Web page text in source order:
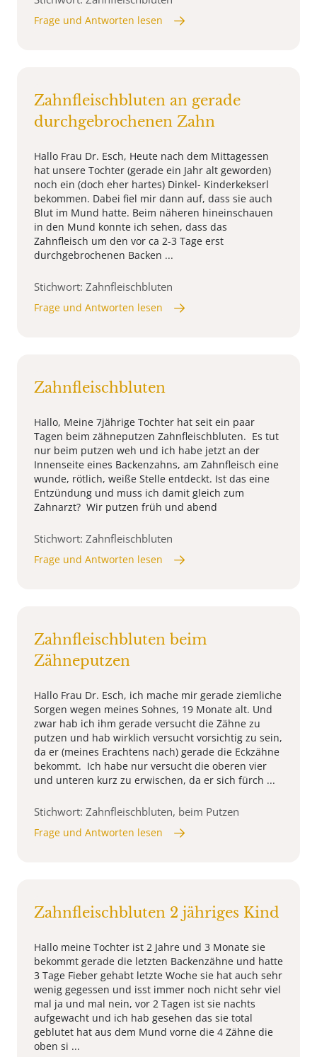
Frage und Antworten lesen
Zahnfleischbluten an gerade
durchgebrochenen Zahn
Hallo Frau Dr. Esch, Heute nach dem Mittagessen
hat unsere Tochter (gerade ein Jahr alt geworden)
noch ein (doch eher hartes) Dinkel- Kinderkekserl
bekommen. Dabei fiel mir dann auf, dass sie auch
Blut im Mund hatte. Beim näheren hineinschauen
in den Mund konnte ich sehen, dass das
Zahnfleisch um den vor ca 2-3 Tage erst
durchgebrochenen Backen ...
Stichwort: Zahnfleischbluten
Frage und Antworten lesen
Zahnfleischbluten
Hallo, Meine 7jährige Tochter hat seit ein paar
Tagen beim zähneputzen Zahnfleischbluten. Es tut
nur beim putzen weh und ich habe jetzt an der
Innenseite eines Backenzahns, am Zahnfleisch eine
wunde, rötlich, weiße Stelle entdeckt. Ist das eine
Entzündung und muss ich damit gleich zum
Zahnarzt? Wir putzen früh und abend
Stichwort: Zahnfleischbluten
Frage und Antworten lesen
Zahnfleischbluten beim
Zähneputzen
Hallo Frau Dr. Esch, ich mache mir gerade ziemliche
Sorgen wegen meines Sohnes, 19 Monate alt. Und
zwar hab ich ihm gerade versucht die Zähne zu
putzen und hab wirklich versucht vorsichtig zu sein,
da er (meines Erachtens nach) gerade die Eckzähne
bekommt. Ich habe nur versucht die oberen vier
und unteren kurz zu erwischen, da er sich fürch ...
Stichwort: Zahnfleischbluten, beim Putzen
Frage und Antworten lesen
Zahnfleischbluten 2 jähriges Kind
Hallo meine Tochter ist 2 Jahre und 3 Monate sie
bekommt gerade die letzten Backenzähne und hatte
3 Tage Fieber gehabt letzte Woche sie hat auch sehr
wenig gegessen und isst immer noch nicht sehr viel
mal ja und mal nein, vor 2 Tagen ist sie nachts
aufgewacht und ich hab gesehen das sie total
geblutet hat aus dem Mund vorne die 4 Zähne die
oben si ...